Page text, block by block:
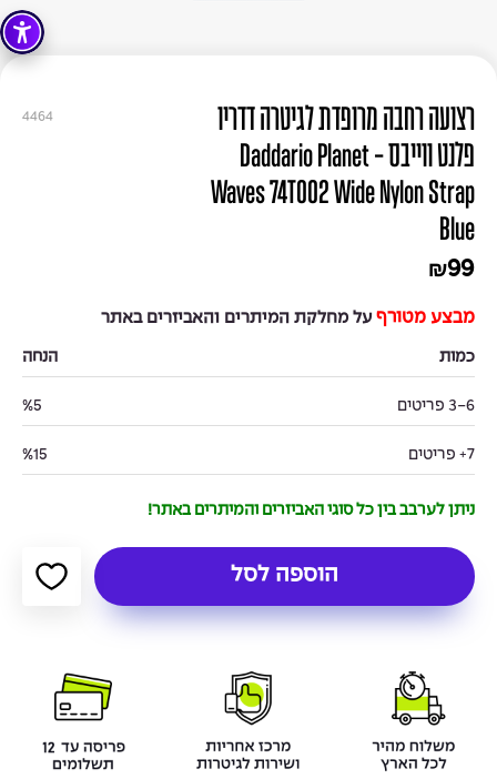
4464
רצועה רחבה מרופדת לגיטרה דדריו
פלנט ווייבס - Daddario Planet
Waves 74T002 Wide Nylon Strap
Blue
₪99
מבצע מטורף על מחלקת המיתרים והאביזרים באתר
כמות הנחה
3-6 פריטים %5
7+ פריטים %15
ניתן לערבב בין כל סוגי האביזרים והמיתרים באתר!
הוספה לסל